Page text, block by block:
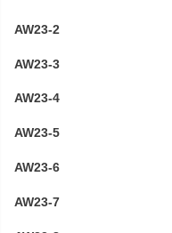
AW23-2
AW23-3
AW23-4
AW23-5
AW23-6
AW23-7